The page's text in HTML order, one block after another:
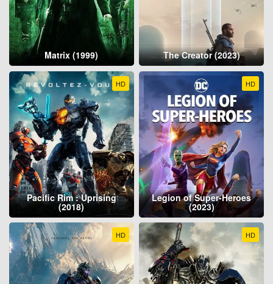
Matrix (1999) The Creator (2023)
HD
Pacific Rim : Uprising
(2018)
HD
Legion of Super-Heroes
(2023)
HD HD